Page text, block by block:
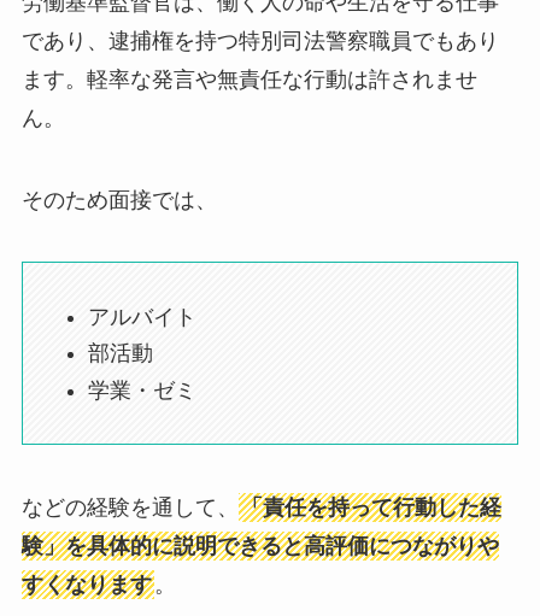
であり、逮捕権を持つ特別司法警察職員でもあり
ます。軽率な発言や無責任な行動は許されませ
ん。
そのため面接では、
アルバイト
部活動
学業・ゼミ
などの経験を通して、 「責任を持って行動した経
験」を具体的に説明できると高評価につながりや
すくなります。